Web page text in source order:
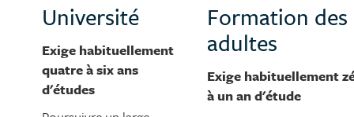
Université
Exige habituellement
quatre à six ans
d'études
Formation des
adultes
Exige habituellement
à un an d'étude